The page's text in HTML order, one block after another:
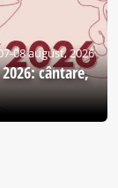
08 august, 2026
cântare,